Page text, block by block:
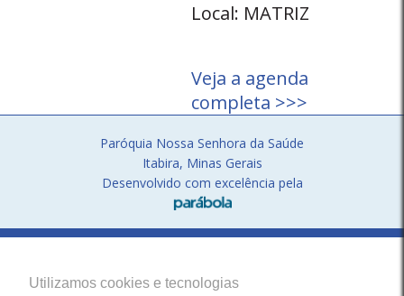
Utilizamos cookies e tecnologias
Local: MATRIZ
Veja a agenda
completa >>>
Paróquia Nossa Senhora da Saúde
Itabira, Minas Gerais
Desenvolvido com excelência pela